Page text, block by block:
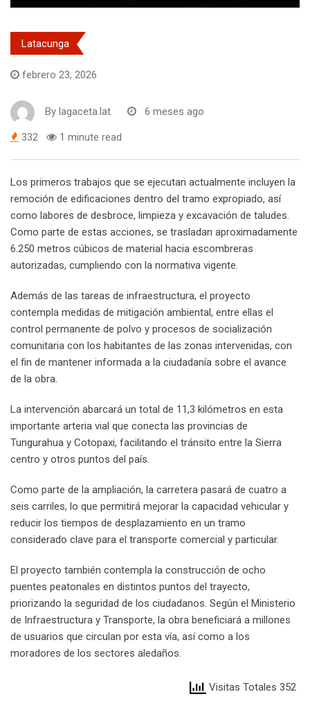
Latacunga
febrero 23, 2026
By lagaceta.lat 6 meses ago
332 1 minute read
Los primeros trabajos que se ejecutan actualmente incluyen la
remoción de edificaciones dentro del tramo expropiado, así
como labores de desbroce, limpieza y excavación de taludes.
Como parte de estas acciones, se trasladan aproximadamente
6.250 metros cúbicos de material hacia escombreras
autorizadas, cumpliendo con la normativa vigente.
Además de las tareas de infraestructura, el proyecto
contempla medidas de mitigación ambiental, entre ellas el
control permanente de polvo y procesos de socialización
comunitaria con los habitantes de las zonas intervenidas, con
el fin de mantener informada a la ciudadanía sobre el avance
de la obra.
La intervención abarcará un total de 11,3 kilómetros en esta
importante arteria vial que conecta las provincias de
Tungurahua y Cotopaxi, facilitando el tránsito entre la Sierra
centro y otros puntos del país.
Como parte de la ampliación, la carretera pasará de cuatro a
seis carriles, lo que permitirá mejorar la capacidad vehicular y
reducir los tiempos de desplazamiento en un tramo
considerado clave para el transporte comercial y particular.
El proyecto también contempla la construcción de ocho
puentes peatonales en distintos puntos del trayecto,
priorizando la seguridad de los ciudadanos. Según el Ministerio
de Infraestructura y Transporte, la obra beneficiará a millones
de usuarios que circulan por esta vía, así como a los
moradores de los sectores aledaños.
Visitas Totales 352